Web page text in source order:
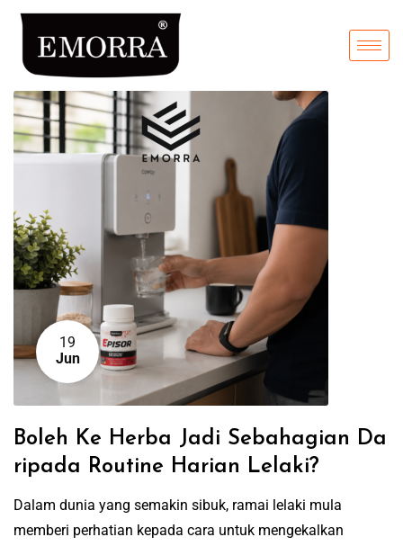
19
Jun
Boleh Ke Herba Jadi Sebahagian Da
ripada Routine Harian Lelaki?
Dalam dunia yang semakin sibuk, ramai lelaki mula
memberi perhatian kepada cara untuk mengekalkan